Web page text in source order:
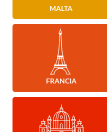
MALTA
FRANCIA